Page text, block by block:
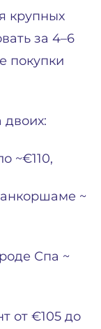
крупных
за 4–6
покупки
~€110,
~
Спа ~
от €105 до